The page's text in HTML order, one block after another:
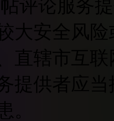
评论服务
大安全风
直辖市互
提供者应
。